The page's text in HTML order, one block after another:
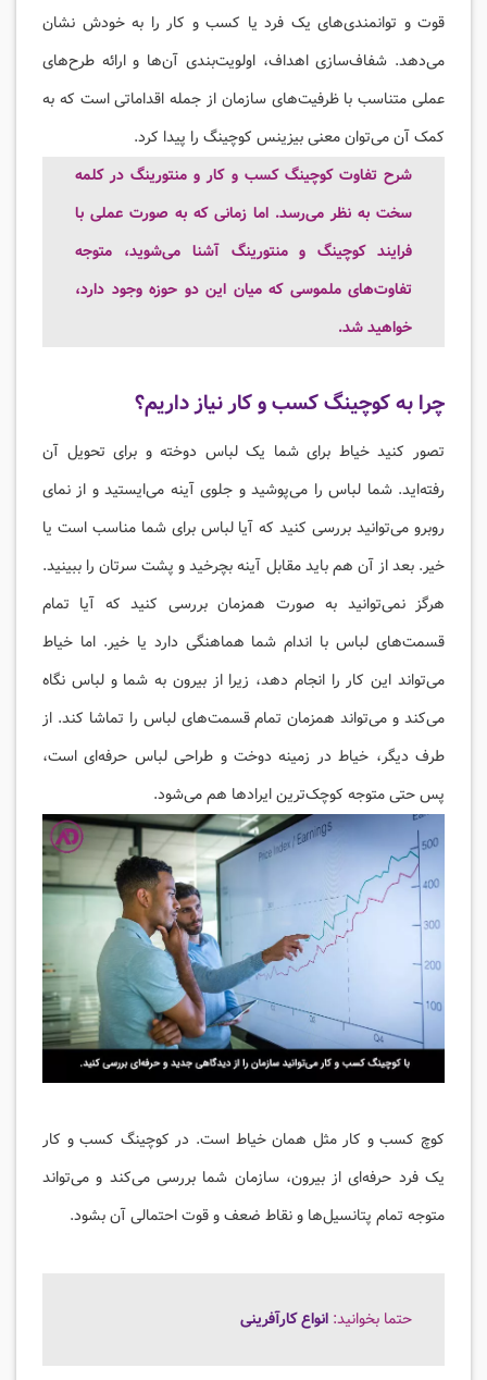
قوت و توانمندی‌های یک فرد یا کسب و کار را به خودش نشان
می‌دهد. شفاف‌سازی اهداف، اولویت‌بندی آن‌ها و ارائه طرح‌های
عملی متناسب با ظرفیت‌های سازمان از جمله اقداماتی است که به
کمک آن می‌توان معنی بیزینس کوچینگ را پیدا کرد.
شرح تفاوت کوچینگ کسب و کار و منتورینگ در کلمه
سخت به نظر می‌رسد. اما زمانی که به صورت عملی با
فرایند کوچینگ و منتورینگ آشنا می‌شوید، متوجه
تفاوت‌های ملموسی که میان این دو حوزه وجود دارد،
خواهید شد.
چرا به کوچینگ کسب و کار نیاز داریم؟
تصور کنید خیاط برای شما یک لباس دوخته و برای تحویل آن
رفته‌اید. شما لباس را می‌پوشید و جلوی آینه می‌ایستید و از نمای
روبرو می‌توانید بررسی کنید که آیا لباس برای شما مناسب است یا
خیر. بعد از آن هم باید مقابل آینه بچرخید و پشت سرتان را ببینید.
هرگز نمی‌توانید به صورت همزمان بررسی کنید که آیا تمام
قسمت‌های لباس با اندام شما هماهنگی دارد یا خیر. اما خیاط
می‌تواند این کار را انجام دهد، زیرا از بیرون به شما و لباس نگاه
می‌کند و می‌تواند همزمان تمام قسمت‌های لباس را تماشا کند. از
طرف دیگر، خیاط در زمینه دوخت و طراحی لباس حرفه‌ای است،
پس حتی متوجه کوچک‌ترین ایرادها هم می‌شود.
کوچ کسب و کار مثل همان خیاط است. در کوچینگ کسب و کار
یک فرد حرفه‌ای از بیرون، سازمان شما بررسی می‌کند و می‌تواند
متوجه تمام پتانسیل‌ها و نقاط ضعف و قوت احتمالی آن بشود.
حتما بخوانید: انواع کارآفرینی